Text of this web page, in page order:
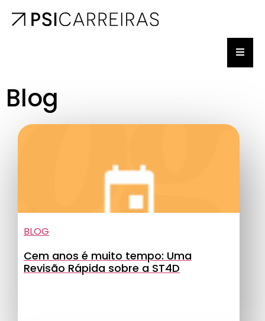
Blog
BLOG
Cem anos é muito tempo: Uma
Revisão Rápida sobre a ST4D